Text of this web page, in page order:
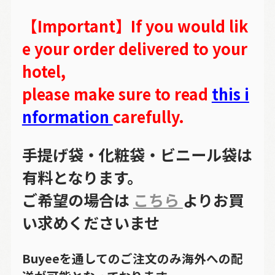
【Important】If you would lik
e your order delivered to your
hotel,
please make sure to read this i
nformation carefully.
手提げ袋・化粧袋・ビニール袋は
有料となります。
ご希望の場合は こちら よりお買
い求めくださいませ
Buyeeを通してのご注文のみ海外への配